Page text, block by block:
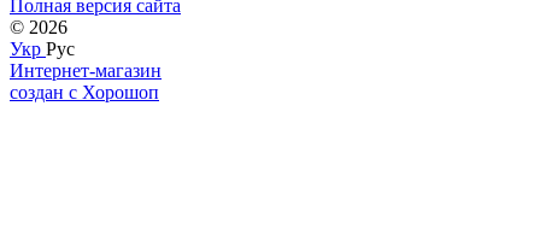
Полная версия сайта
© 2026
Укр Рус
Интернет-магазин
создан с Хорошоп